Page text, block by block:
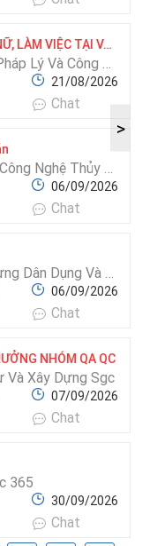
NHÂN VIÊN KINH DOANH NỮ, LÀM VIỆC TẠI VĂN PHÒNG
Công Ty TNHH Tư Vấn Pháp Lý Và Công Nghệ Môi Trường Trung Tân Tiến
21/08/2026
Chat
Trung Tâm Chuyển Giao Công Nghệ Thủy Sản Viện Nghiên Cứu Nuôi Trồng Thuỷ Sản 1
06/09/2026
Chat
Công Ty Cổ Phần Xây Dựng Dân Dụng Và Công Nghiệp Ldd Hà Nội
06/09/2026
Chat
NHÓM QA QC
Và Xây Dựng Sgc
07/09/2026
Chat
365
30/09/2026
Chat